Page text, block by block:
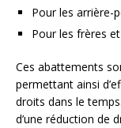
Pour les arrière-
Pour les frères
Ces abattements
permettant ainsi
droits dans le
d’une réduction de